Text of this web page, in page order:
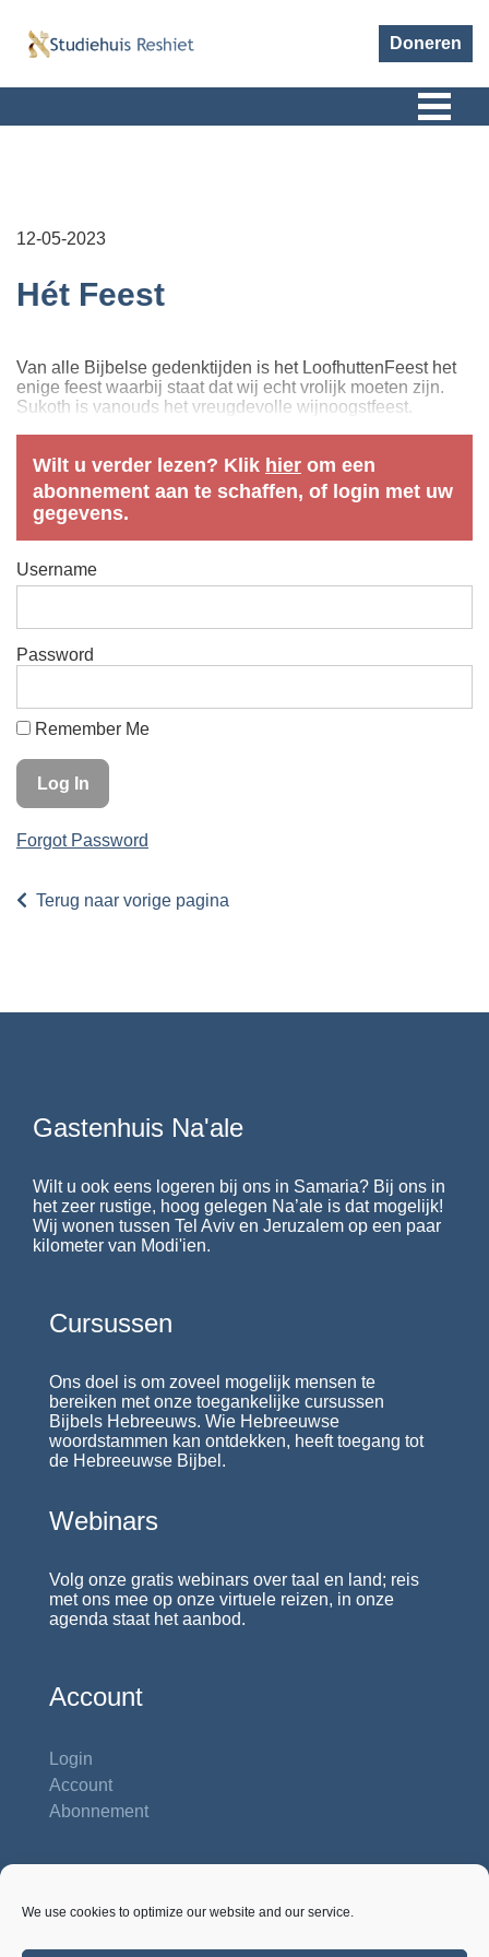
We use cookies to optimize our website and our service.
Doneren
12-05-2023
Hét Feest
Van alle Bijbelse gedenktijden is het LoofhuttenFeest het
enige feest waarbij staat dat wij echt vrolijk moeten zijn.
Sukoth is vanouds het vreugdevolle wijnoogstfeest.
Wilt u verder lezen? Klik hier om een
abonnement aan te schaffen, of login met uw
gegevens.
Username
Password
Remember Me
Forgot Password
Terug naar vorige pagina
Gastenhuis Na'ale
Wilt u ook eens logeren bij ons in Samaria? Bij ons in
het zeer rustige, hoog gelegen Na’ale is dat mogelijk!
Wij wonen tussen Tel Aviv en Jeruzalem op een paar
kilometer van Modi'ien.
Cursussen
Ons doel is om zoveel mogelijk mensen te
bereiken met onze toegankelijke cursussen
Bijbels Hebreeuws. Wie Hebreeuwse
woordstammen kan ontdekken, heeft toegang tot
de Hebreeuwse Bijbel.
Webinars
Volg onze gratis webinars over taal en land; reis
met ons mee op onze virtuele reizen, in onze
agenda staat het aanbod.
Account
Login
Account
Abonnement
Contactgegevens
Inbar 62 b